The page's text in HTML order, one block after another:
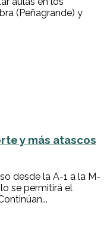
(Peñagrande) y
y más atascos
desde la A-1 a la M-
se permitirá el